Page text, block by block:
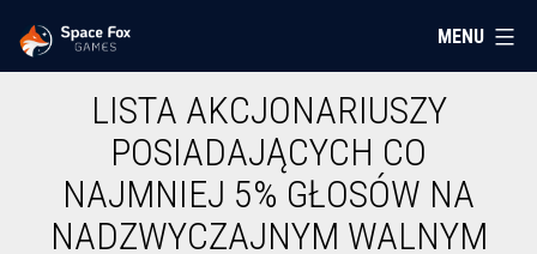
Przejdź
doSpace
MENU
LISTA AKCJONARIUSZY
POSIADAJĄCYCH CO
NAJMNIEJ 5% GŁOSÓW NA
NADZWYCZAJNYM WALNYM